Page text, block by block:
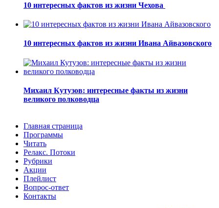
10 интересных фактов из жизни Чехова
10 интересных фактов из жизни Ивана Айвазовского
Михаил Кутузов: интересные факты из жизни
великого полководца
Главная страница
Программы
Читать
Релакс. Потоки
Рубрики
Акции
Плейлист
Вопрос-ответ
Контакты